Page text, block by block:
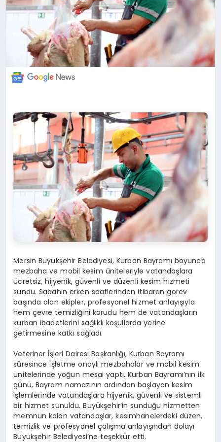
Mersin Büyükşehir Belediyesi, Kurban Bayramı boyunca
mezbaha ve mobil kesim üniteleriyle vatandaşlara
ücretsiz, hijyenik, güvenli ve düzenli kesim hizmeti
sundu. Sabahın erken saatlerinden itibaren görev
başında olan ekipler, profesyonel hizmet anlayışıyla
hem çevre temizliğini korudu hem de vatandaşların
kurban ibadetlerini sağlıklı koşullarda yerine
getirmesine katkı sağladı.
Veteriner İşleri Dairesi Başkanlığı, Kurban Bayramı
süresince işletme onaylı mezbahalar ve mobil kesim
ünitelerinde yoğun mesai yaptı. Kurban Bayramı’nın ilk
günü, Bayram namazının ardından başlayan kesim
işlemlerinde vatandaşlara hijyenik, güvenli ve sistemli
bir hizmet sunuldu. Büyükşehir’in sunduğu hizmetten
memnun kalan vatandaşlar, kesimhanelerdeki düzen,
temizlik ve profesyonel çalışma anlayışından dolayı
Büyükşehir Belediyesi’ne teşekkür etti.